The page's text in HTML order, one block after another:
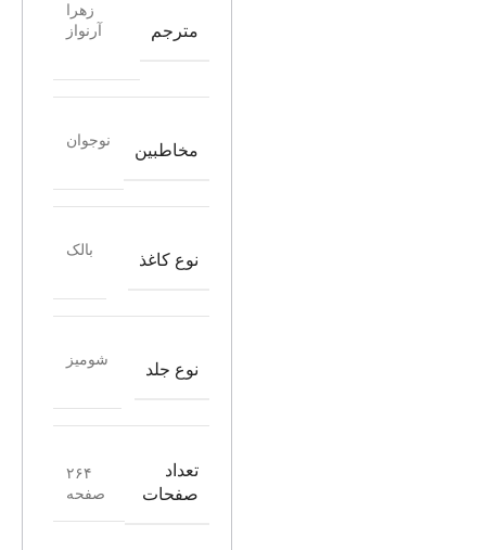
مترجم
زهرا
آرنواز
مخاطبین
نوجوان
نوع کاغذ
بالک
نوع جلد
شومیز
تعداد
صفحات
۲۶۴
صفحه